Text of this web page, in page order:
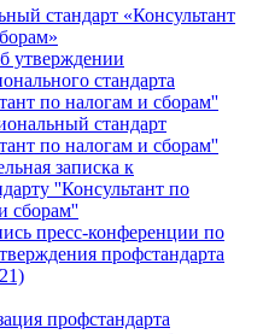
стандарт «Консультант
утверждении
стандарта
по налогам и сборам''
стандарт
по налогам и сборам''
записка к
''Консультант по
сборам''
пресс-конференции по
профстандарта
профстандарта